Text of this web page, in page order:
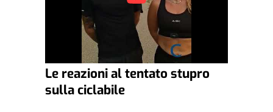
Le reazioni al tentato stupro
sulla ciclabile